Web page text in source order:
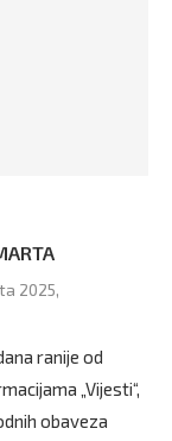
2025,
ranije od
„Vijesti“,
obaveza